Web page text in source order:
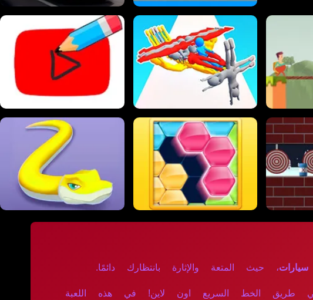
سيارات، حيث المتعة والإثارة بانتظارك دائمًا.
طريق الخط السريع اون لاين! في هذه اللعبة